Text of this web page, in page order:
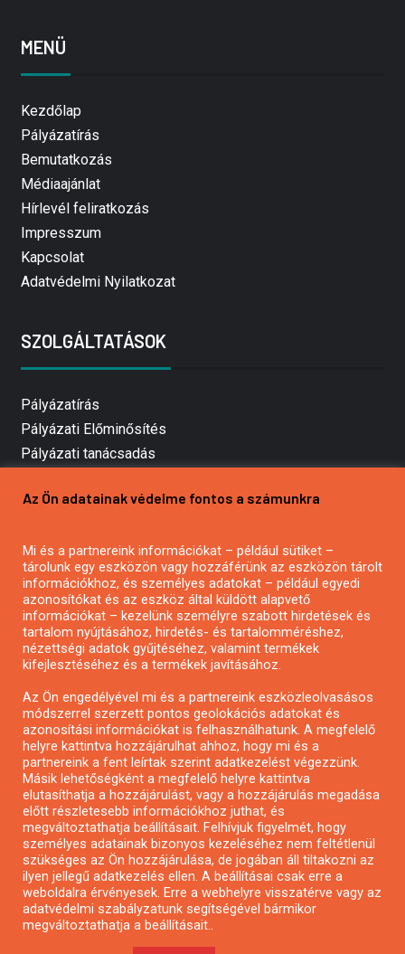
MENÜ
Kezdőlap
Pályázatírás
Bemutatkozás
Médiaajánlat
Hírlevél feliratkozás
Impresszum
Kapcsolat
Adatvédelmi Nyilatkozat
SZOLGÁLTATÁSOK
Pályázatírás
Pályázati Előminősítés
Pályázati tanácsadás
Mezőgazdasági pályázatírás
Pályázatírás civil szervezeteknek
Pályázatírás önkormányzatoknak
Pályázatfigyelés
Specifikus pályázatfigyelés vagy hírlevél
Pályázatok magánszemélyeknek
Pályázatok civil szervezeteknek
Pályázatok vállalkozásoknak
Önkormányzati pályázatok
Mezőgazdasági pályázatok
Falusi turizmus pályázatok
Napelem pályázatok
GINOP pályázatok
Az Ön adatainak védelme fontos a számunkra
Mi és a partnereink információkat – például sütiket –
tárolunk egy eszközön vagy hozzáférünk az eszközön tárolt
információkhoz, és személyes adatokat – például egyedi
azonosítókat és az eszköz által küldött alapvető
információkat – kezelünk személyre szabott hirdetések és
tartalom nyújtásához, hirdetés- és tartalomméréshez,
nézettségi adatok gyűjtéséhez, valamint termékek
kifejlesztéséhez és a termékek javításához.
Az Ön engedélyével mi és a partnereink eszközleolvasásos
módszerrel szerzett pontos geolokációs adatokat és
azonosítási információkat is felhasználhatunk. A megfelelő
helyre kattintva hozzájárulhat ahhoz, hogy mi és a
partnereink a fent leírtak szerint adatkezelést végezzünk.
Másik lehetőségként a megfelelő helyre kattintva
elutasíthatja a hozzájárulást, vagy a hozzájárulás megadása
előtt részletesebb információkhoz juthat, és
megváltoztathatja beállításait. Felhívjuk figyelmét, hogy
személyes adatainak bizonyos kezeléséhez nem feltétlenül
szükséges az Ön hozzájárulása, de jogában áll tiltakozni az
ilyen jellegű adatkezelés ellen. A beállításai csak erre a
weboldalra érvényesek. Erre a webhelyre visszatérve vagy az
adatvédelmi szabályzatunk segítségével bármikor
megváltoztathatja a beállításait..